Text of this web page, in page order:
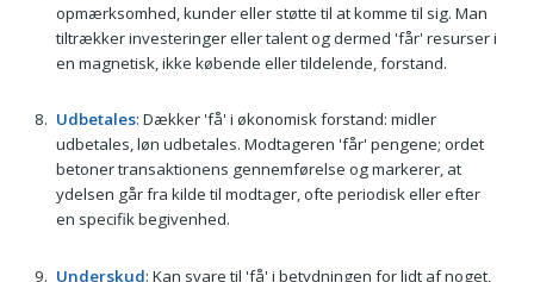
opmærksomhed, kunder eller støtte til at komme til sig. Man
tiltrækker investeringer eller talent og dermed 'får' resurser i
en magnetisk, ikke købende eller tildelende, forstand.
Udbetales: Dækker 'få' i økonomisk forstand: midler
udbetales, løn udbetales. Modtageren 'får' pengene; ordet
betoner transaktionens gennemførelse og markerer, at
ydelsen går fra kilde til modtager, ofte periodisk eller efter
en specifik begivenhed.
Underskud: Kan svare til 'få' i betydningen for lidt af noget,